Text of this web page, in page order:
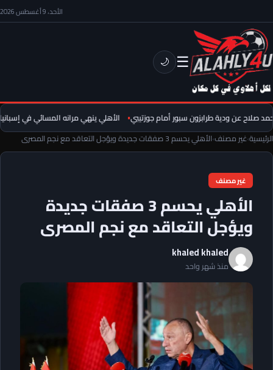
الأحد، 9 أغسطس 2026
☰
🌙
صلاح عن ودية طرابزون سبور أمام جوزتيبي
الأهلي ينهي مرانه المسائي في
الرئيسية›غير مصنف›الأهلي يحسم 3 صفقات جديدة ويؤجل التعاقد مع نجم المصرى
غير مصنف
الأهلي يحسم 3 صفقات جديدة
ويؤجل التعاقد مع نجم المصرى
khaled khaled
منذ شهر واحد